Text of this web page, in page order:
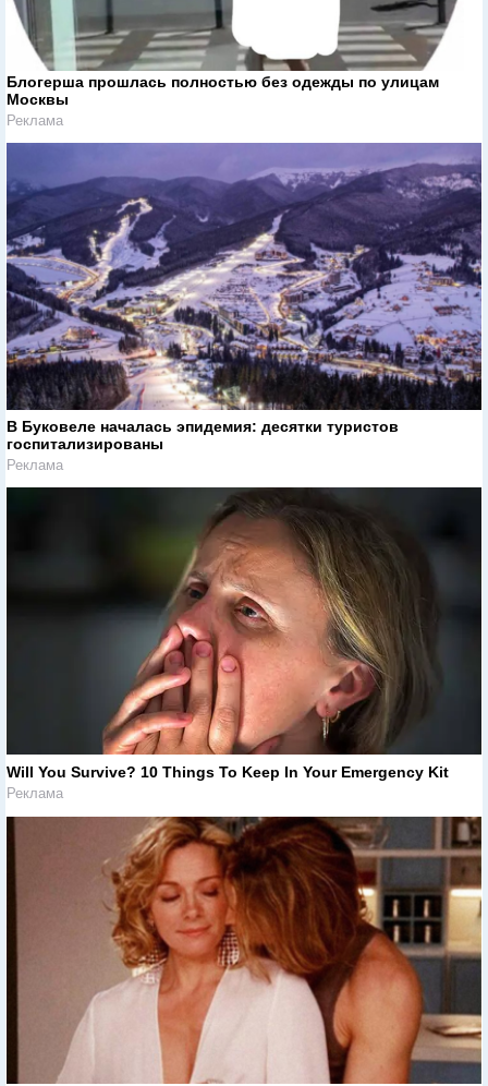
Блогерша прошлась полностью без одежды по улицам
Москвы
Реклама
В Буковеле началась эпидемия: десятки туристов
госпитализированы
Реклама
Will You Survive? 10 Things To Keep In Your Emergency Kit
Реклама